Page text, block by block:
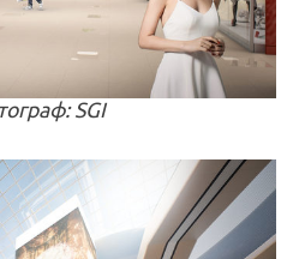
SGI